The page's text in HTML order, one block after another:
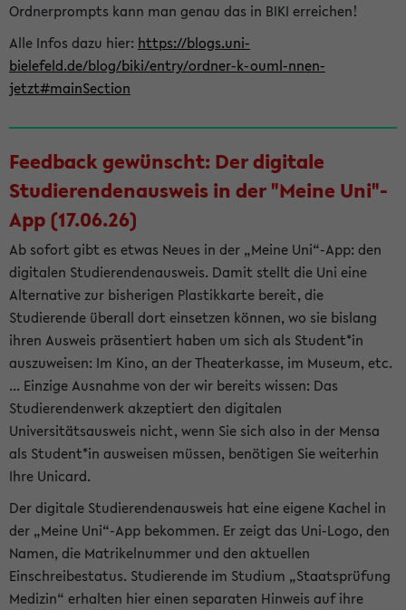
Ordnerprompts kann man genau das in BIKI erreichen!
Alle Infos dazu hier: https://blogs.uni-
bielefeld.de/blog/biki/entry/ordner-k-ouml-nnen-
jetzt#mainSection
Feedback gewünscht: Der digitale
Studierendenausweis in der "Meine Uni"-
App (17.06.26)
Ab sofort gibt es etwas Neues in der „Meine Uni“-App: den
digitalen Studierendenausweis. Damit stellt die Uni eine
Alternative zur bisherigen Plastikkarte bereit, die
Studierende überall dort einsetzen können, wo sie bislang
ihren Ausweis präsentiert haben um sich als Student*in
auszuweisen: Im Kino, an der Theaterkasse, im Museum, etc.
... Einzige Ausnahme von der wir bereits wissen: Das
Studierendenwerk akzeptiert den digitalen
Universitätsausweis nicht, wenn Sie sich also in der Mensa
als Student*in ausweisen müssen, benötigen Sie weiterhin
Ihre Unicard.
Der digitale Studierendenausweis hat eine eigene Kachel in
der „Meine Uni“-App bekommen. Er zeigt das Uni-Logo, den
Namen, die Matrikelnummer und den aktuellen
Einschreibestatus. Studierende im Studium „Staatsprüfung
Medizin“ erhalten hier einen separaten Hinweis auf ihre